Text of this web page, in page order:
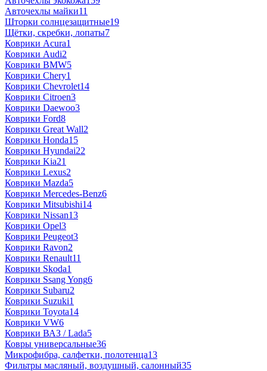
Авточехлы майки11
Шторки солнцезащитные19
Щётки, скребки, лопаты7
Коврики Acura1
Коврики Audi2
Коврики BMW5
Коврики Chery1
Коврики Chevrolet14
Коврики Citroen3
Коврики Daewoo3
Коврики Ford8
Коврики Great Wall2
Коврики Honda15
Коврики Hyundai22
Коврики Kia21
Коврики Lexus2
Коврики Mazda5
Коврики Mercedes-Benz6
Коврики Mitsubishi14
Коврики Nissan13
Коврики Opel3
Коврики Peugeot3
Коврики Ravon2
Коврики Renault11
Коврики Skoda1
Коврики Ssang Yong6
Коврики Subaru2
Коврики Suzuki1
Коврики Toyota14
Коврики VW6
Коврики ВАЗ / Lada5
Ковры универсальные36
Микрофибра, салфетки, полотенца13
Фильтры масляный, воздушный, салонный35